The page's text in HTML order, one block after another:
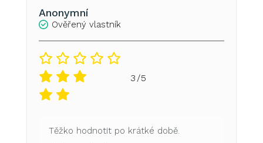
Anonymní
Ověřený vlastník
3/5
Těžko hodnotit po krátké době.